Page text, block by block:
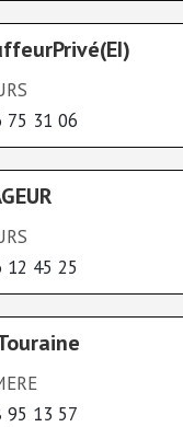
75 31 06
12 45 25
95 13 57